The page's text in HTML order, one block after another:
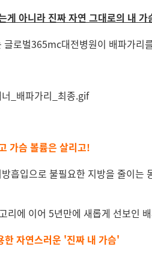
게 아니라 진짜 자연 그대로의 내
글로벌365mc대전병원이 배파가리
가슴 볼륨은 살리고!
흡입으로 불필요한 지방을 줄이는
리에 이어 5년만에 새롭게 선보인
자연스러운 '진짜 내 가슴'